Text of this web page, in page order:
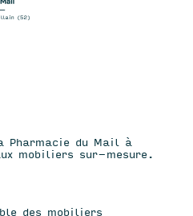
Pharmacie du Mail à
mobiliers sur-mesure.
des mobiliers